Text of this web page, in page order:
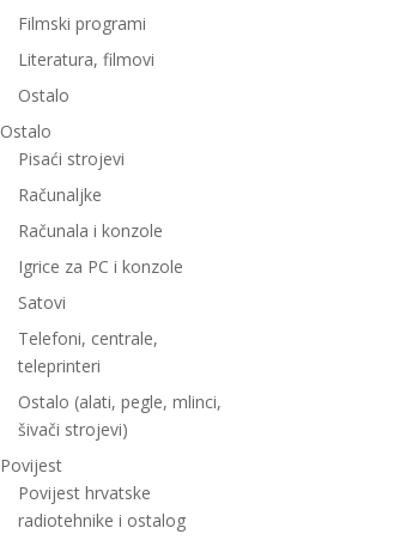
Filmski programi
Literatura, filmovi
Ostalo
Ostalo
Pisaći strojevi
Računaljke
Računala i konzole
Igrice za PC i konzole
Satovi
Telefoni, centrale,
teleprinteri
Ostalo (alati, pegle, mlinci,
šivači strojevi)
Povijest
Povijest hrvatske
radiotehnike i ostalog